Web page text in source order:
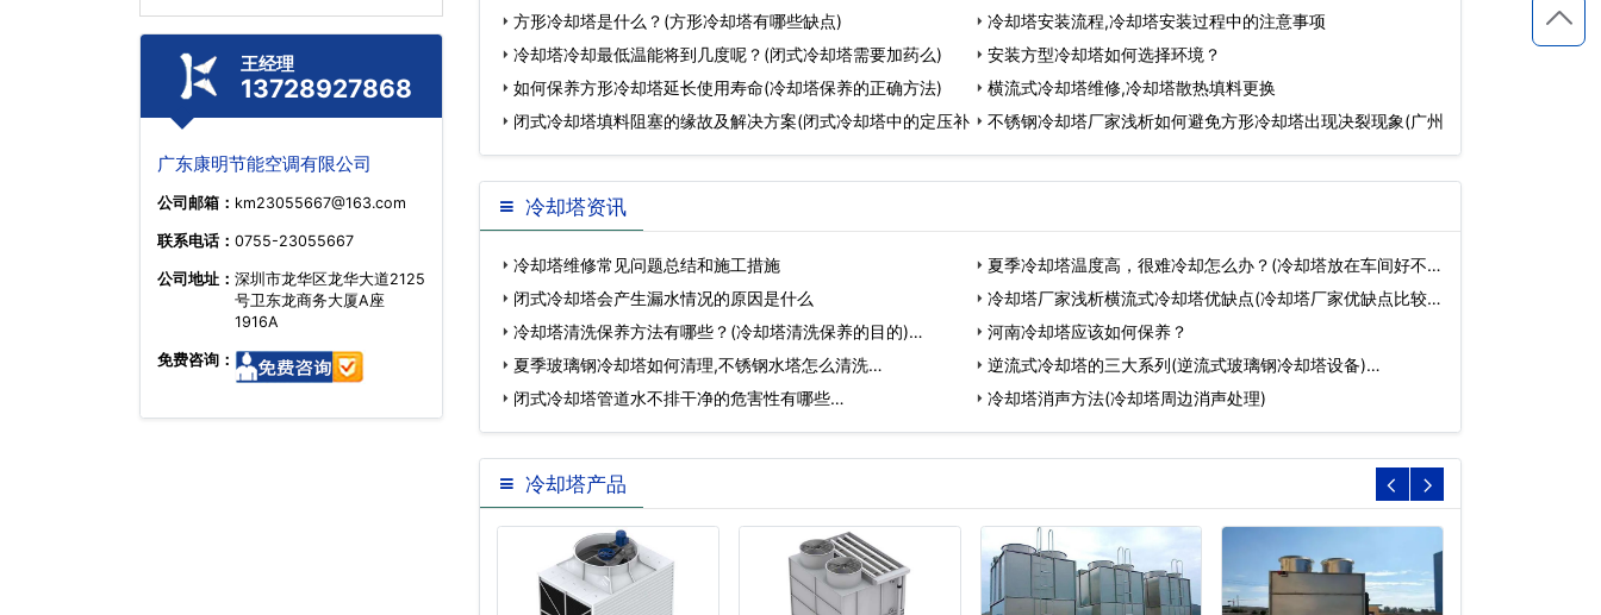
王经理
13728927868
广东康明节能空调有限公司
公司邮箱： km23055667@163.com
联系电话： 0755-23055667
公司地址： 深圳市龙华区龙华大道2125
号卫东龙商务大厦A座
1916A
免费咨询：
方形冷却塔是什么？(方形冷却塔有哪些缺点)
冷却塔安装流程,冷却塔安装过程中的注意事项
冷却塔冷却最低温能将到几度呢？(闭式冷却塔需要加药么)
安装方型冷却塔如何选择环境？
如何保养方形冷却塔延长使用寿命(冷却塔保养的正确方法)
横流式冷却塔维修,冷却塔散热填料更换
闭式冷却塔填料阻塞的缘故及解决方案(闭式冷却塔中的定压补
不锈钢冷却塔厂家浅析如何避免方形冷却塔出现决裂现象(广州
冷却塔资讯
冷却塔维修常见问题总结和施工措施
夏季冷却塔温度高，很难冷却怎么办？(冷却塔放在车间好不
好)…
闭式冷却塔会产生漏水情况的原因是什么
冷却塔厂家浅析横流式冷却塔优缺点(冷却塔厂家优缺点比较)
…
冷却塔清洗保养方法有哪些？(冷却塔清洗保养的目的)…
河南冷却塔应该如何保养？
夏季玻璃钢冷却塔如何清理,不锈钢水塔怎么清洗…
逆流式冷却塔的三大系列(逆流式玻璃钢冷却塔设备)…
闭式冷却塔管道水不排干净的危害性有哪些…
冷却塔消声方法(冷却塔周边消声处理)
冷却塔产品